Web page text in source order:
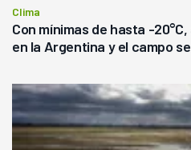
Clima
Con mínimas de hasta -
en la Argentina y el campo